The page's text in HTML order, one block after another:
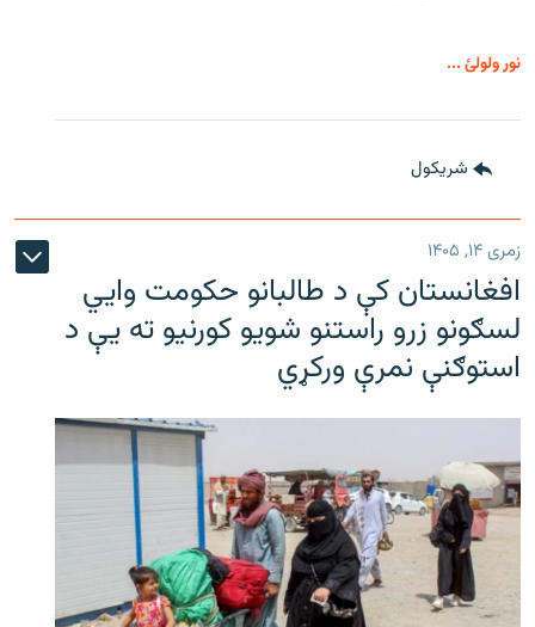
نور ولولئ ...
شريکول
زمری ۱۴, ۱۴۰۵
افغانستان کې د طالبانو حکومت وايي
لسګونو زرو راستنو شویو کورنیو ته یې د
استوګنې نمرې ورکړي